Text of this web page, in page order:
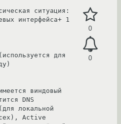
0
0
ситуация:
интерфейса+ 1
для
виндовый
DNS
локальной
Active